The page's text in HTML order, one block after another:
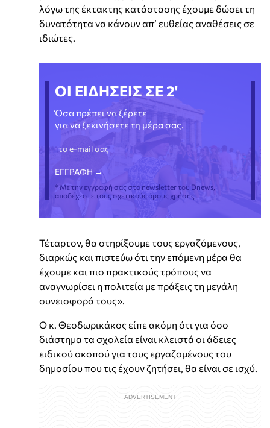
λόγω της έκτακτης κατάστασης έχουμε δώσει τη
δυνατότητα να κάνουν απ’ ευθείας αναθέσεις σε
ιδιώτες.
ΟΙ ΕΙΔΗΣΕΙΣ ΣΕ 2'
Όσα πρέπει να ξέρετε
για να ξεκινήσετε τη μέρα σας.
* Με την εγγραφή σας στο newsletter του Dnews,
αποδέχεστε τους σχετικούς όρους χρήσης
Τέταρτον, θα στηρίξουμε τους εργαζόμενους,
διαρκώς και πιστεύω ότι την επόμενη μέρα θα
έχουμε και πιο πρακτικούς τρόπους να
αναγνωρίσει η πολιτεία με πράξεις τη μεγάλη
συνεισφορά τους».
Ο κ. Θεοδωρικάκος είπε ακόμη ότι για όσο
διάστημα τα σχολεία είναι κλειστά οι άδειες
ειδικού σκοπού για τους εργαζομένους του
δημοσίου που τις έχουν ζητήσει, θα είναι σε ισχύ.